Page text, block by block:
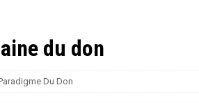
du don
Du Don